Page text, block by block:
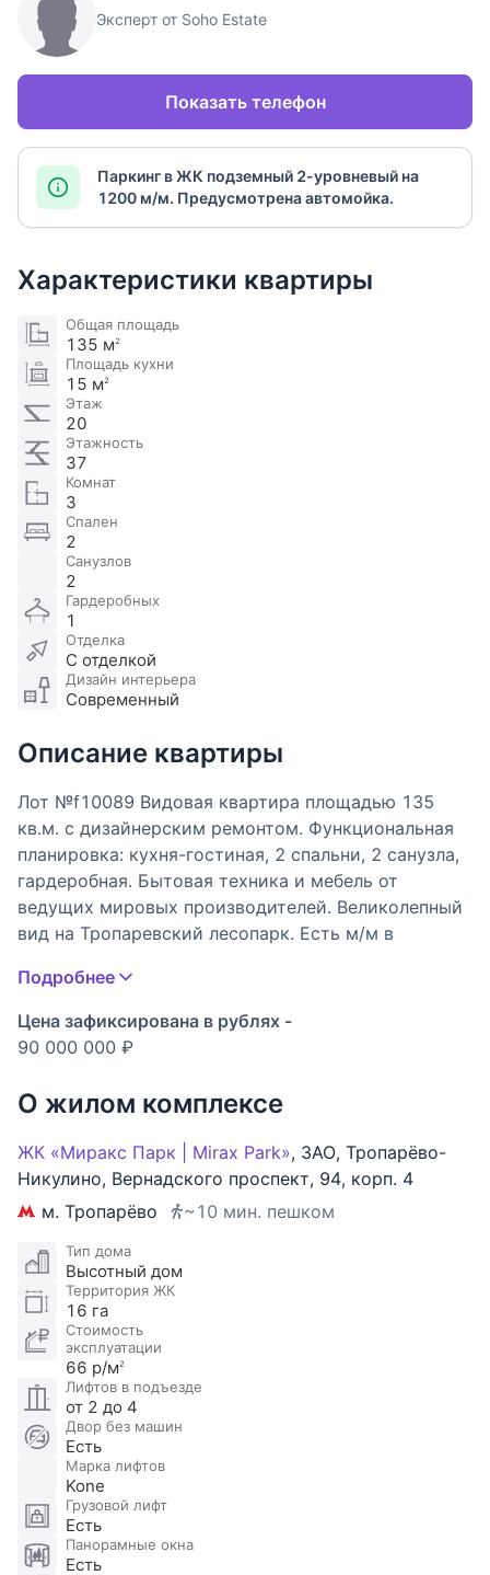
Эксперт от Soho Estate
Показать телефон
Паркинг в ЖК подземный 2-уровневый на
1200 м/м. Предусмотрена автомойка.
Характеристики квартиры
Общая площадь
135 м2
Площадь кухни
15 м2
Этаж
20
Этажность
37
Комнат
3
Спален
2
Санузлов
2
Гардеробных
1
Отделка
С отделкой
Дизайн интерьера
Современный
Описание квартиры
Лот №f10089 Видовая квартира площадью 135
кв.м. с дизайнерским ремонтом. Функциональная
планировка: кухня-гостиная, 2 спальни, 2 санузла,
гардеробная. Бытовая техника и мебель от
ведущих мировых производителей. Великолепный
вид на Тропаревский лесопарк. Есть м/м в
парк" расположен в престижном экологически
чистом районе Москвы. На охраняемой
территории комплекса созданы все условия для
прогулочные дорожки, мини-зоопарк, детские
площадки с тренажерами, спортивный клуб.
Комплекс примыкает к территории Тропаревского
лесопарка с ухоженными велосипедными
дорожками, туристическими тропами и беседками
для пикников.
Подробнее
Цена зафиксирована в рублях -
90 000 000 ₽
О жилом комплексе
ЖК «Миракс Парк | Mirax Park», ЗАО, Тропарёво-
Никулино, Вернадского проспект, 94, корп. 4
м. Тропарёво
~10 мин. пешком
Тип дома
Высотный дом
Территория ЖК
16 га
Стоимость
эксплуатации
66 р/м2
Лифтов в подъезде
от 2 до 4
Двор без машин
Есть
Марка лифтов
Kone
Грузовой лифт
Есть
Панорамные окна
Есть